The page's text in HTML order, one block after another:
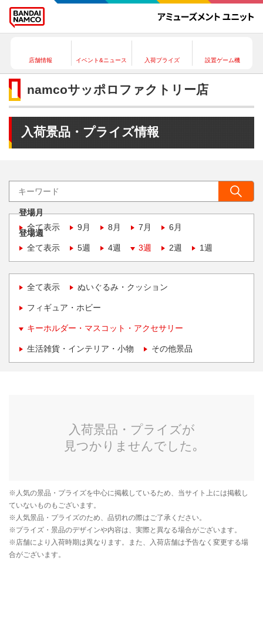
店舗情報 イベント&ニュース 入荷プライズ 設置ゲーム機
namcoサッポロファクトリー店
入荷景品・プライズ情報
登場月
全て表示
9月 8月 7月 6月
登場週
全て表示
5週 4週 3週 2週 1週
全て表示 ぬいぐるみ・クッション
フィギュア・ホビー
キーホルダー・マスコット・アクセサリー
生活雑貨・インテリア・小物 その他景品